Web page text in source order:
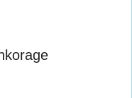
Ankorage